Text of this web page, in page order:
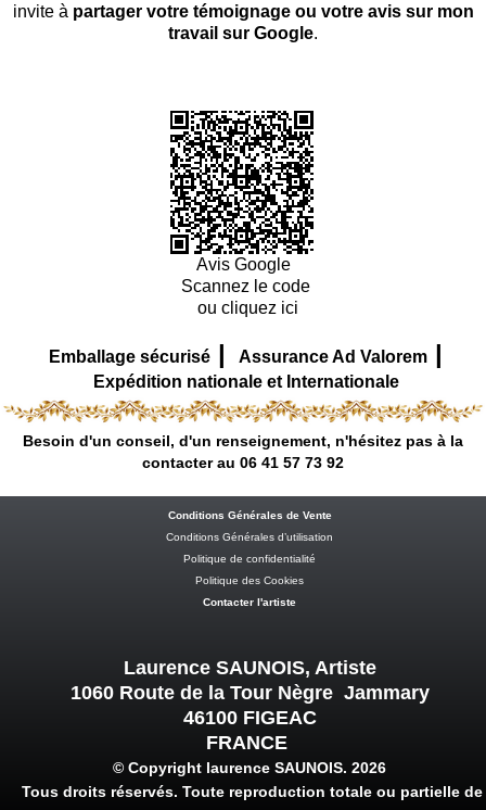
invite à partager votre témoignage ou votre avis sur mon
travail sur Google.
Avis Google
Scannez le code
ou cliquez ici
Emballage sécurisé | Assurance Ad Valorem |
Expédition nationale et Internationale
Besoin d'un conseil, d'un renseignement, n'hésitez pas à la
contacter au 06 41 57 73 92
Conditions Générales de Vente
Conditions Générales d’utilisation
Politique de confidentialité
Politique des Cookies
Contacter l'artiste
Laurence SAUNOIS, Artiste
1060 Route de la Tour Nègre Jammary
46100 FIGEAC
FRANCE
© Copyright laurence SAUNOIS. 2026
Tous droits réservés. Toute reproduction totale ou partielle de